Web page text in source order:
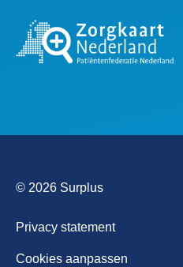
© 2026 Surplus
Privacy statement
Cookies aanpassen